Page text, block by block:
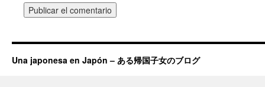
Una japonesa en Japón – ある帰国子女のブログ